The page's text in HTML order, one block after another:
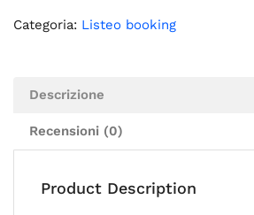
Categoria: Listeo booking
Descrizione
Recensioni (0)
Product Description